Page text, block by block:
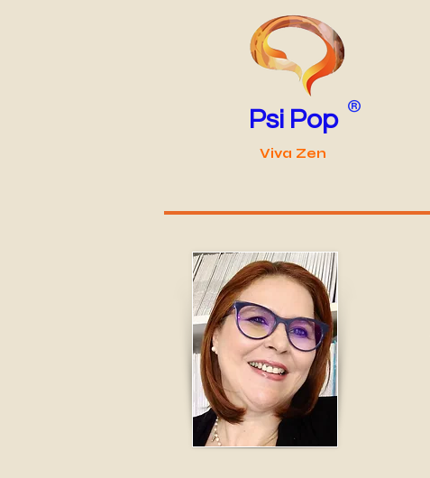
Psi Pop ®
Viva Zen